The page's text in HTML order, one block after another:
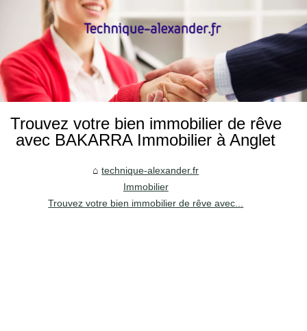
Trouvez votre bien immobilier de rêve
avec BAKARRA Immobilier à Anglet
technique-alexander.fr
Immobilier
Trouvez votre bien immobilier de rêve avec...